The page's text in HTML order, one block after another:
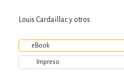
Louis Cardaillac y otros
eBook
Impreso